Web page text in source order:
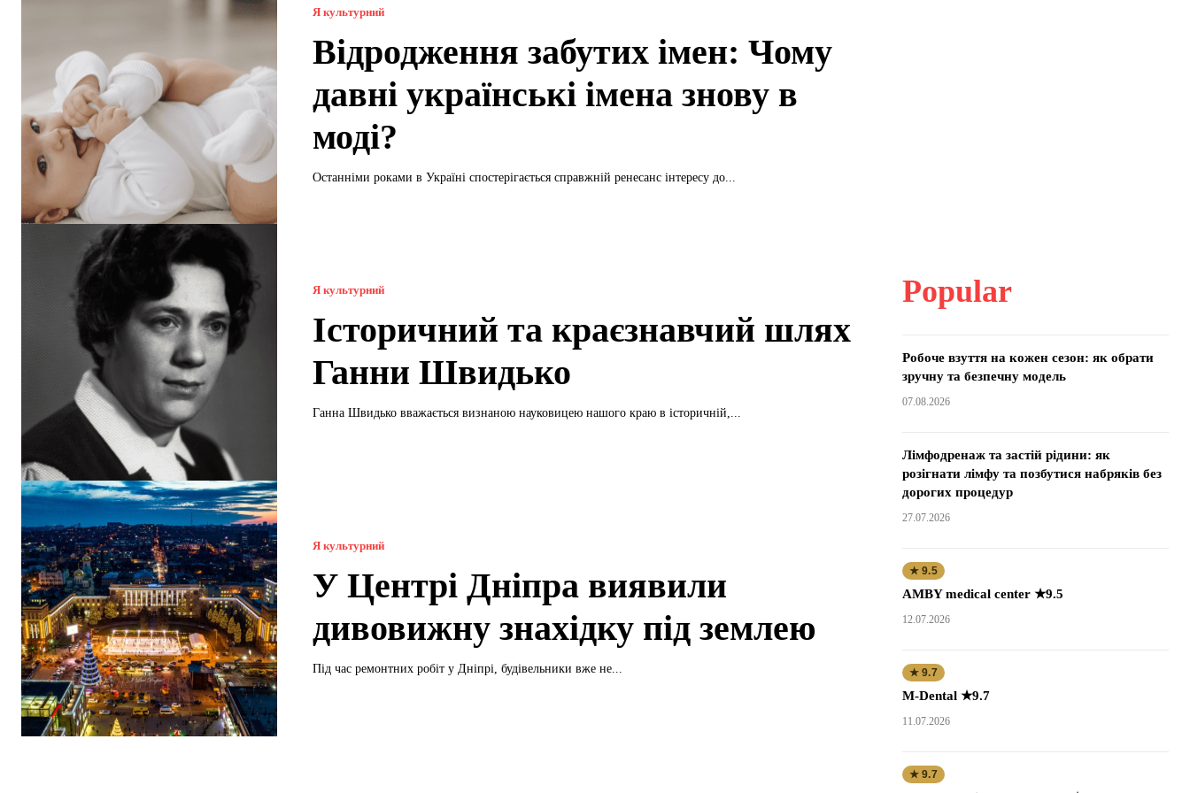
Я культурний
Відродження забутих імен: Чому
давні українські імена знову в
моді?
Останніми роками в Україні спостерігається справжній ренесанс інтересу до...
Я культурний
Історичний та краєзнавчий шлях
Ганни Швидько
Ганна Швидько вважається визнаною науковицею нашого краю в історичній,...
Я культурний
У Центрі Дніпра виявили
дивовижну знахідку під землею
Під час ремонтних робіт у Дніпрі, будівельники вже не...
Popular
Робоче взуття на кожен сезон: як обрати
зручну та безпечну модель
07.08.2026
Лімфодренаж та застій рідини: як
розігнати лімфу та позбутися набряків без
дорогих процедур
27.07.2026
★ 9.5
AMBY medical center ★9.5
12.07.2026
★ 9.7
M-Dental ★9.7
11.07.2026
★ 9.7